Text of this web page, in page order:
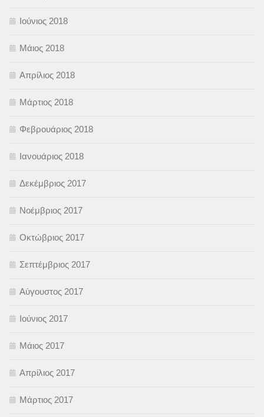
Ιούνιος 2018
Μάιος 2018
Απρίλιος 2018
Μάρτιος 2018
Φεβρουάριος 2018
Ιανουάριος 2018
Δεκέμβριος 2017
Νοέμβριος 2017
Οκτώβριος 2017
Σεπτέμβριος 2017
Αύγουστος 2017
Ιούνιος 2017
Μάιος 2017
Απρίλιος 2017
Μάρτιος 2017